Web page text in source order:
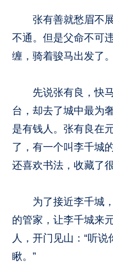
张有善就愁眉不展
不通。但是父命不可
缠，骑着骏马出发了。
先说张有良，快马
台，却去了城中最为
是有钱人。张有良在
了，有一个叫李千城
还喜欢书法，收藏了
为了接近李千城，
的管家，让李千城来
人，开门见山：“听
瞅。”